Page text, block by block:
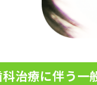
治療に伴う一